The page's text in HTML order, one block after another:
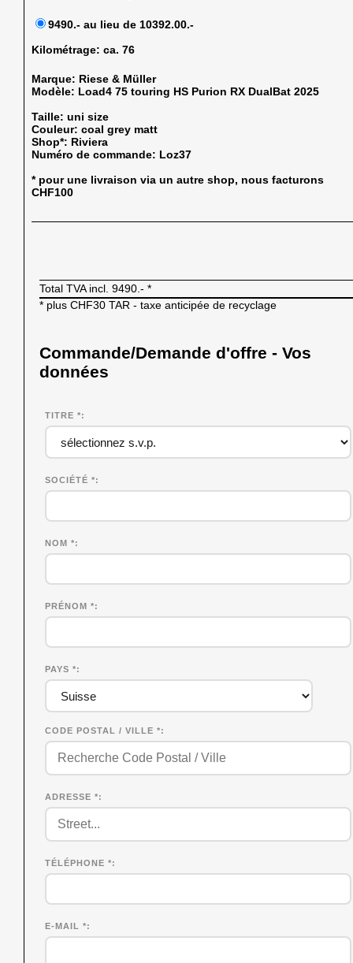
9490.- au lieu de 10392.00.-
Kilométrage: ca. 76
Marque: Riese & Müller
Modèle: Load4 75 touring HS Purion RX DualBat 2025
Taille:uni size
Couleur:coal grey matt
Shop*: Riviera
Numéro de commande: Loz37
* pour une livraison via un autre shop, nous facturons
CHF100
Total TVA incl.9490.- *
* plus CHF30 TAR - taxe anticipée de recyclage
Commande/Demande d'offre - Vos
données
TITRE *
SOCIÉTÉ*
NOM*
PRÉNOM*
PAYS *
CODE POSTAL / VILLE *
ADRESSE *
TÉLÉPHONE *
E-MAIL *